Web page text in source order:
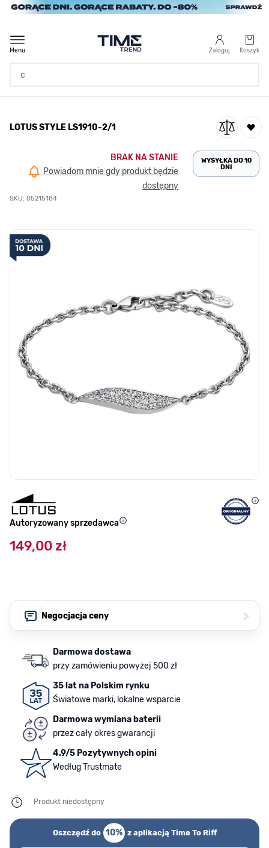
Przejdź do treści
Zaloguj Koszyk
Menu
/
LOTUS STYLE LS1910-2/1
LOTUS STYLE LS1910-2/1
BRAK NA STANIE
Powiadom mnie gdy produkt będzie
dostępny
SKU: 05215184
WYSYŁKA DO 10
DNI
Autoryzowany sprzedawca
149,00 zł
Negocjacja ceny >
Darmowa dostawa
przy zamówieniu powyżej 500 zł
35 lat na Polskim rynku
Światowe marki, lokalne wsparcie
Darmowa wymiana baterii
przez cały okres gwarancji
4.9/5 Pozytywnych opini
Według Trustmate
Produkt niedostępny
Oszczędź do 10% z aplikacją Time To Riff